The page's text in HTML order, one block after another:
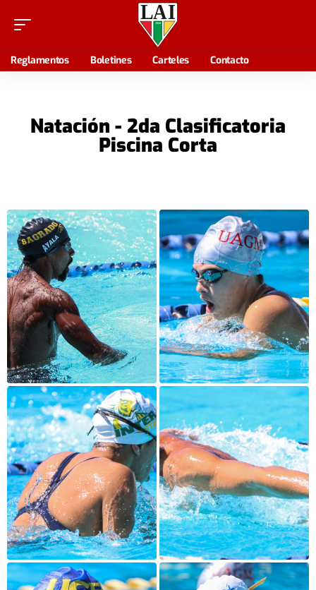
Reglamentos Boletines Carteles Contacto
Natación - 2da Clasificatoria
Piscina Corta